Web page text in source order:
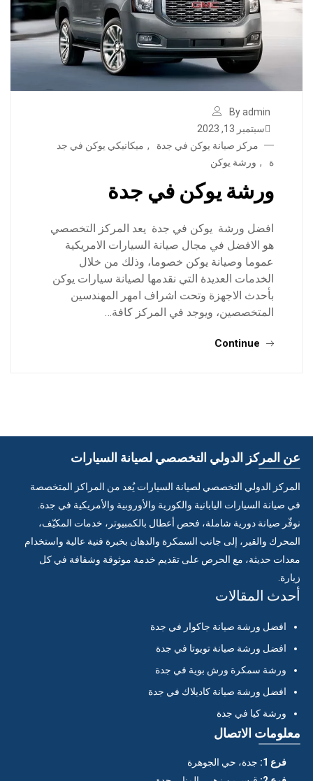
By admin
سبتمبر 13, 2023
مركز صيانة يوكن في جدة
, ميكانيكي يوكن في جد
ة
, ورشة يوكن
ورشة يوكن في جدة
افضل ورشة يوكن في جدة يعد المركز التخصصي
هو الافضل في مجال صيانة السيارات الامريكية
عموما وصيانة يوكن خصوما، وذلك من خلال
الخدمات العديدة التي نقدمها لصيانة سيارات يوكن
بأحدث الاجهزة وتحت اشراف امهر المهندسين
المتخصصين، ويوجد في المركز كافة…
Continue
عن المركز الدولي التخصصي لصيانة السيارات
المركز الدولي التخصصي لصيانة السيارات يُعد من المراكز المتخصصة
في صيانة السيارات اليابانية والكورية والأوروبية والأمريكية في جدة.
نوفّر صيانة دورية شاملة، فحص أعطال بالكمبيوتر، خدمات المكيّف،
المحرك والقير، إلى جانب السمكرة والدهان بخبرة فنية عالية واستخدام
معدات حديثة، مع الحرص على تقديم خدمة موثوقة وشفافة في كل
زيارة.
أحدث المقالات
افضل ورشة صيانة جاكوار في جدة
افضل ورشة صيانة تويوتا في جدة
ورشة سمكرة ورش بوية في جدة
افضل ورشة صيانة كاديلاك في جدة
ورشة كيا في جدة
معلومات الاتصال
فرع 1:
جدة، حي الجوهرة